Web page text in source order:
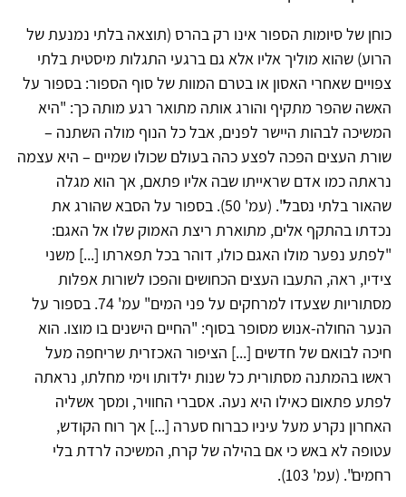
כוחן של סיומות הספור אינו רק בהרס (תוצאה בלתי נמנעת של
הרוע) שהוא מוליך אליו אלא גם ברגעי התגלות מיסטית בלתי
צפויים שאחרי האסון או בטרם המוות של סוף הספור: בספור על
האשה שהפר מתקיף והורג אותה מתואר רגע מותה כך: "היא
המשיכה לבהות היישר לפנים, אבל כל הנוף מולה השתנה –
שורת העצים הפכה לפצע כהה בעולם שכולו שמיים – היא עצמה
נראתה כמו אדם שראייתו שבה אליו פתאם, אך הוא מגלה
שהאור בלתי נסבל". (עמ' 50). בספור על הסבא שהורג את
נכדתו בהתקף אלים, מתוארת ריצת האמוק שלו אל האגם:
"לפתע נפער מולו האגם כולו, דוהר בכל תפארתו [...] משני
צידיו, ראה, התעבו העצים הכחושים והפכו לשורות אפלות
מסתוריות שצעדו למרחקים על פני המים" עמ' 74. בספור על
הנער החולה-אנוש מסופר בסוף: "החיים הישנים בו מוצו. הוא
חיכה לבואם של חדשים [...] הציפור האכזרית שריחפה מעל
ראשו בהמתנה מסתורית כל שנות ילדותו וימי מחלתו, נראתה
לפתע פתאום כאילו היא נעה. אסברי החוויר, ומסך אשליה
האחרון נקרע מעל עיניו כברוח סערה [...] אך רוח הקודש,
עטופה לא באש כי אם בהילה של קרח, המשיכה לרדת בלי
רחמים". (עמ' 103).